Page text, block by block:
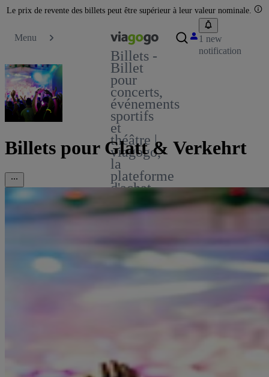
Le prix de revente des billets peut être supérieur à leur valeur nominale.
Menu
Billets -
Billet
pour
concerts,
événements
sportifs
et
théâtre |
viagogo,
la
plateforme
d'achat
vente
1 new
notification
Billets pour Glatt & Verkehrt